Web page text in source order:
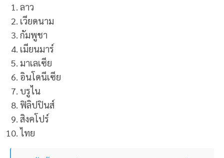
ลาว
เวียดนาม
กัมพูชา
เมียนมาร์
มาเลเซีย
อินโดนีเซีย
บรูไน
ฟิลิปปินส์
สิงคโปร์
ไทย